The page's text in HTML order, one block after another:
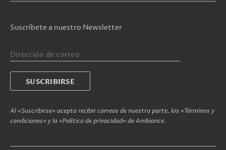
Suscríbete a nuestro Newsletter
Al «Suscribirse» acepta recibir correos de nuestra parte, los «Términos y
condiciones» y la «Política de privacidad» de Ambiance.